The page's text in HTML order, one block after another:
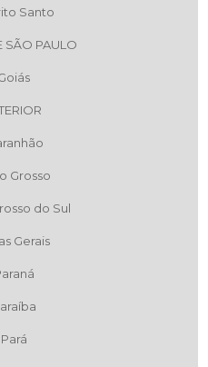
Santo
SÃO PAULO
Grosso
do Sul
Gerais
Pará